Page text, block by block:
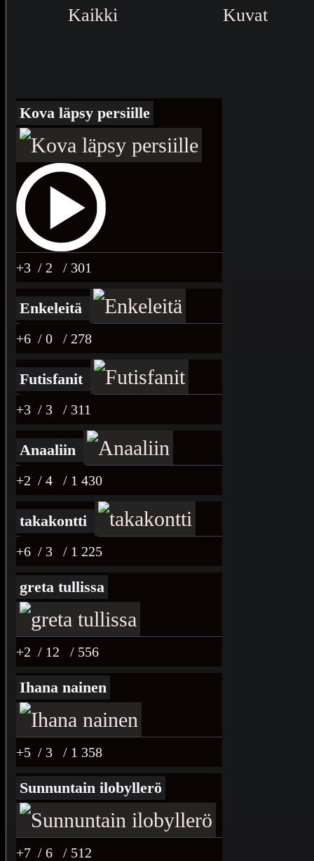
Pornoa ja
Kaikki Kuvat
Kova läpsy persiille
+3 / 2 / 301
Enkeleitä
+6 / 0 / 278
Futisfanit
+3 / 3 / 311
Anaaliin
+2 / 4 / 1 430
takakontti
+6 / 3 / 1 225
greta tullissa
+2 / 12 / 556
Ihana nainen
+5 / 3 / 1 358
Sunnuntain ilobyllerö
+7 / 6 / 512